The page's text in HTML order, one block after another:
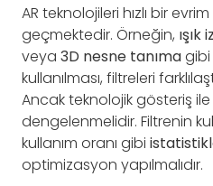
AR teknolojileri hızlı bir
geçmektedir. Örneğin,
veya 3D nesne tanımagibi
kullanılması, filtreleri
Ancak teknolojik gösteriş ile
dengelenmelidir. Filtrenin
kullanım oranı gibi
optimizasyon yapılmalıdır.